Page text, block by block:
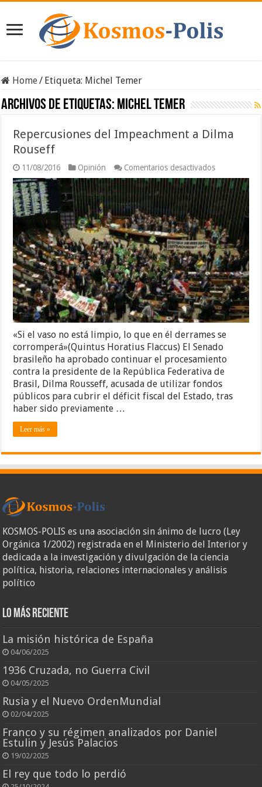
Home/ Etiqueta: Michel Temer
Archivos de etiquetas: Michel Temer
Repercusiones del Impeachment a Dilma
Rouseff
11/08/2016 Opinión Comentarios desactivadosen
del
a
Dilma
Rouseff
«Si el vaso no está limpio, lo que en él derrames se
corromperá»(Quintus Horatius Flaccus) El Senado
brasileño ha aprobado continuar el procesamiento
contra la presidente de la República Federativa de
Brasil, Dilma Rousseff, acusada de utilizar fondos
públicos para cubrir el déficit fiscal del Estado, tras
haber sido previamente …
Leer más »
KOSMOS-POLIS es una asociación sin ánimo de lucro (Ley
Orgánica 1/2002) registrada en el Ministerio del Interior y
dedicada a la investigación y divulgación de la ciencia
política, historia, relaciones internacionales y análisis
político
Lo más reciente
La misión histórica de España
04/06/2025
1936 Cruzada, no Guerra Civil
04/05/2025
Rusia y el Nuevo OrdenMundial
02/04/2025
Franco y su régimen analizados por Daniel
Estulin y Jesús Palacios
19/02/2025
El rey que todo lo perdió